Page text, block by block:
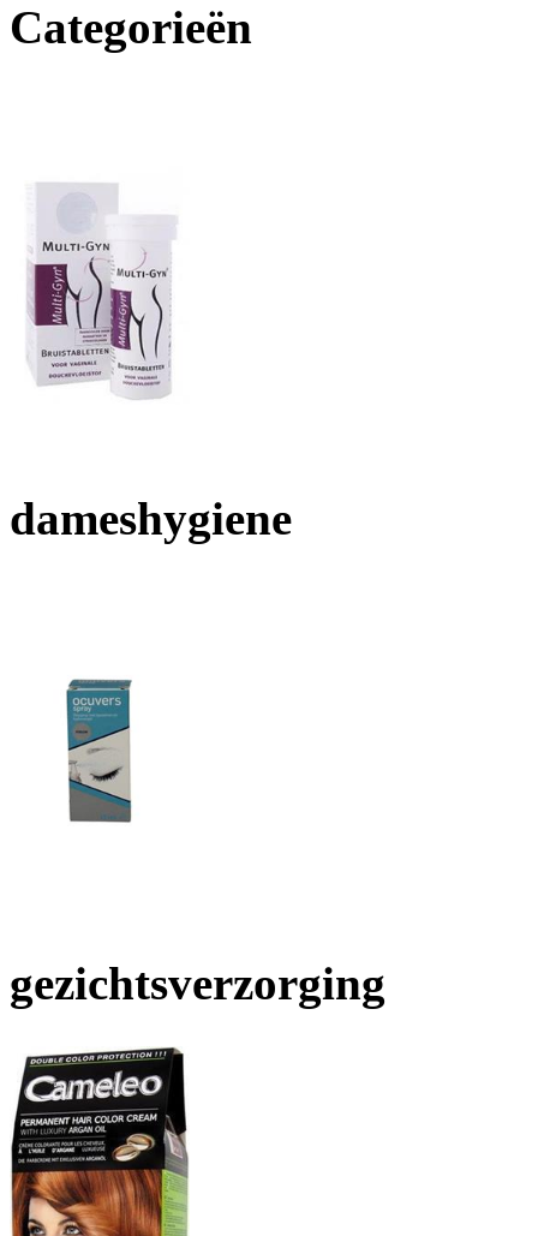
Categorieën
dameshygiene
gezichtsverzorging